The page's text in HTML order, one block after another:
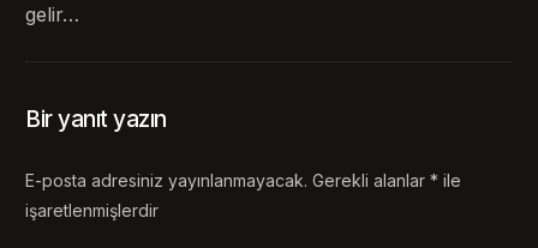
gelir…
Bir yanıt yazın
E-posta adresiniz yayınlanmayacak. Gerekli alanlar* ile
işaretlenmişlerdir